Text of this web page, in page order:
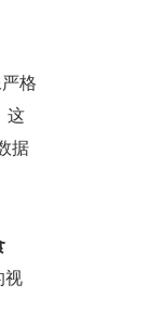
格
这
据
视